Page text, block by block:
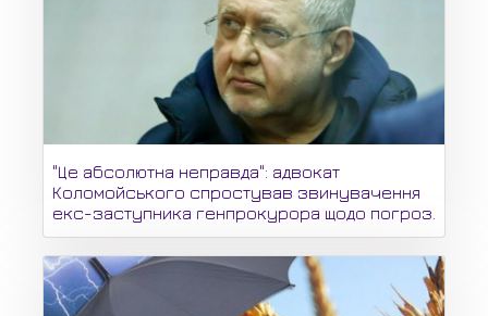
"Це абсолютна неправда": адвокат
Коломойського спростував звинувачення
екс-заступника генпрокурора щодо погроз.